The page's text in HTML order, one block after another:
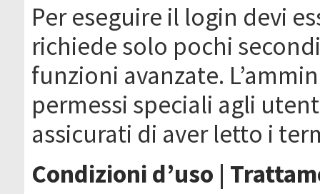
Per eseguire il login devi
richiede solo pochi
funzioni avanzate.
permessi speciali agli
assicurati di aver letto i
Condizioni d’uso |